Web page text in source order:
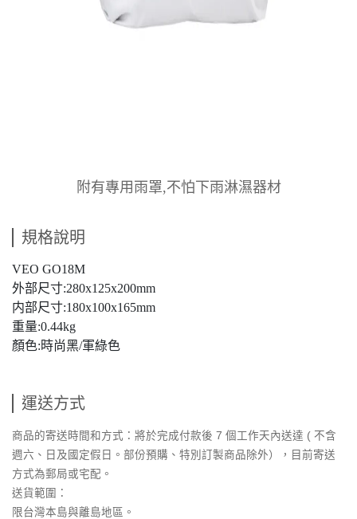
附有專用雨罩,不怕下雨淋濕器材
規格說明
VEO GO18M
外部尺寸:280x125x200mm
内部尺寸:180x100x165mm
重量:0.44kg
顏色:時尚黑/軍綠色
運送方式
商品的寄送時間和方式：將於完成付款後 7 個工作天內送達 ( 不含
週六、日及國定假日。部份預購、特別訂製商品除外），目前寄送
方式為郵局或宅配。
送貨範圍：
限台灣本島與離島地區。